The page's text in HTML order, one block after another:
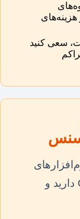
هزینه‌های
سعی کنید
گران‌قیمت مانند Geosoft Oasis Montaj دارید و